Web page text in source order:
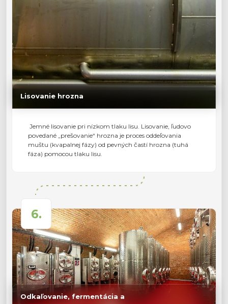
Lisovanie hrozna
Jemné lisovanie pri nízkom tlaku lisu. Lisovanie, ľudovo
povedané „prešovanie“ hrozna je proces oddeľovania
muštu (kvapalnej fázy) od pevných častí hrozna (tuhá
fáza) pomocou tlaku lisu.
6.
Odkaľovanie, fermentácia a